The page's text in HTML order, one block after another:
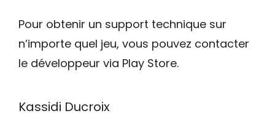
Pour obtenir un support technique sur
n’importe quel jeu, vous pouvez contacter
le développeur via Play Store.
Kassidi Ducroix